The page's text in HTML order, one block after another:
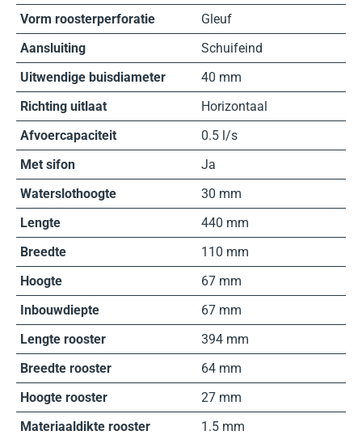
Vorm roosterperforatie
Gleuf
Aansluiting
Schuifeind
Uitwendige buisdiameter
40 mm
Richting uitlaat
Horizontaal
Afvoercapaciteit
0.5 l/s
Met sifon
Ja
Waterslothoogte
30 mm
Lengte
440 mm
Breedte
110 mm
Hoogte
67 mm
Inbouwdiepte
67 mm
Lengte rooster
394 mm
Breedte rooster
64 mm
Hoogte rooster
27 mm
Materiaaldikte rooster
1.5 mm